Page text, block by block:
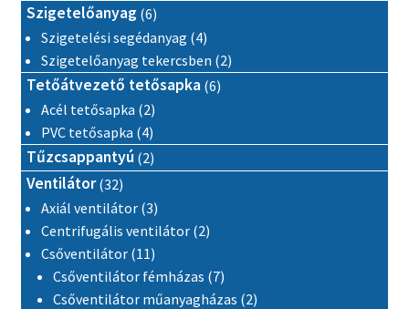
Szigetelőanyag 66 termék
Szigetelési segédanyag 44 termék
Szigetelőanyag tekercsben 22 termék
Tetőátvezető tetősapka 66 termék
Acél tetősapka 22 termék
PVC tetősapka 44 termék
Tűzcsappantyú 22 termék
Ventilátor 3232 termék
Axiál ventilátor 33 termék
Centrifugális ventilátor 22 termék
Csőventilátor 1111 termék
Csőventilátor fémházas 77 termék
Csőventilátor műanyagházas 22 termék